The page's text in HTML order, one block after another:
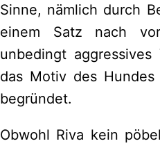
Sinne, nämlich durch
einem Satz nach
unbedingt
das Motiv des
begründet.
Obwohl Riva kein